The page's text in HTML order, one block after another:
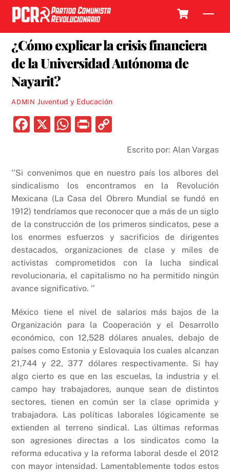
Skip
content
¿Cómo explicar la crisis financiera
de la Universidad Autónoma de
Nayarit?
ADMIN Juventud y Educación
F
e
b
o
o
k
X
W
s
A
p
p
P
y
Li
n
k
Escrito por: Alan Vargas
‘’Si convenimos que en nuestro país los albores del
sindicalismo los encontramos en la Revolución
Mexicana (La Casa del Obrero Mundial se fundó en
1912) tendríamos que reconocer que a más de un siglo
de la construcción de los primeros sindicatos, pese a
los enormes esfuerzos y sacrificios de dirigentes
destacados, organizaciones de clase y miles de
activistas comprometidos con la lucha sindical
revolucionaria, el capitalismo no ha permitido ningún
avance significativo. ‘’
México tiene el nivel de salarios más bajos de la
Organización para la Cooperación y el Desarrollo
económico, con 12,528 dólares anuales, debajo de
países como Estonia y Eslovaquia los cuales alcanzan
21,744 y 22, 377 dólares respectivamente. Si hay
algo cierto es que en las escuelas, la industria y el
campo hay trabajadores, aunque sean de distintos
sectores, tienen en común ser la clase oprimida y
trabajadora. Las políticas laborales lógicamente se
extienden al terreno sindical. Las últimas reformas
son agresiones directas a los sindicatos como la
reforma educativa y la reforma laboral desde el 2012
con mayor intensidad. Lamentablemente todos estos